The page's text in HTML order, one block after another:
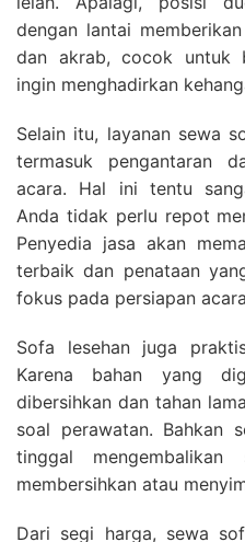
dengan lantai
dan akrab, cocok untuk
ingin menghadirkan
Selain itu, layanan sewa
termasuk pengantaran
acara. Hal ini tentu
Anda tidak perlu repot
Penyedia jasa akan
terbaik dan penataan
fokus pada persiapan
Sofa lesehan juga
Karena bahan yang
dibersihkan dan tahan
soal perawatan. Bahkan
tinggal
membersihkan atau
Dari segi harga, sewa